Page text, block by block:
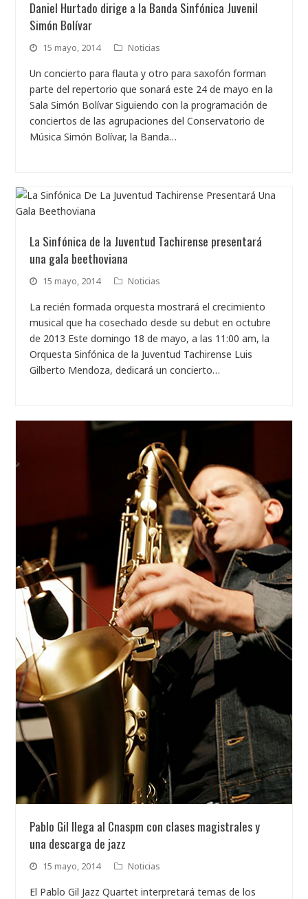
Daniel Hurtado dirige a la Banda Sinfónica Juvenil
Simón Bolívar
15 mayo, 2014 Noticias
Un concierto para flauta y otro para saxofón forman
parte del repertorio que sonará este 24 de mayo en la
Sala Simón Bolívar Siguiendo con la programación de
conciertos de las agrupaciones del Conservatorio de
Música Simón Bolívar, la Banda…
La Sinfónica de la Juventud Tachirense presentará
una gala beethoviana
15 mayo, 2014 Noticias
La recién formada orquesta mostrará el crecimiento
musical que ha cosechado desde su debut en octubre
de 2013 Este domingo 18 de mayo, a las 11:00 am, la
Orquesta Sinfónica de la Juventud Tachirense Luis
Gilberto Mendoza, dedicará un concierto…
Pablo Gil llega al Cnaspm con clases magistrales y
una descarga de jazz
15 mayo, 2014 Noticias
El Pablo Gil Jazz Quartet interpretará temas de los